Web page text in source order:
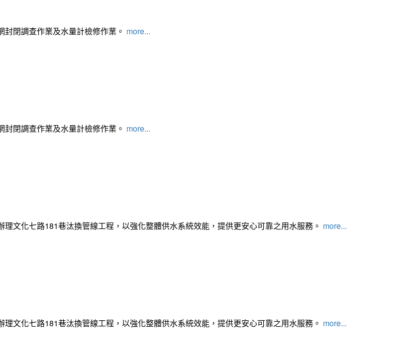
閉調查作業及水量計檢修作業。 more...
閉調查作業及水量計檢修作業。 more...
文化七路181巷汰換管線工程，以強化整體供水系統效能，提供更安心可靠之用水服務。 more...
文化七路181巷汰換管線工程，以強化整體供水系統效能，提供更安心可靠之用水服務。 more...